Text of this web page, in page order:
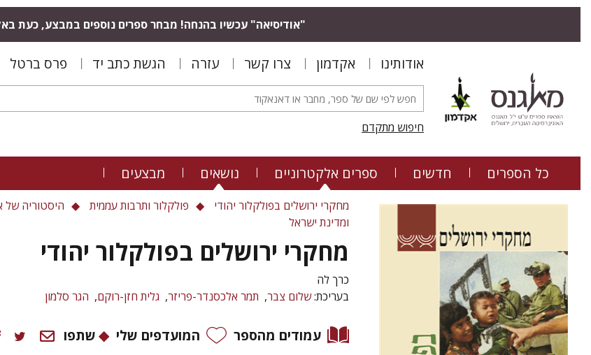
"אודיסיאה" עכשיו בהנחה! מבחר ספרים נוספים במבצע, כעת
אודותינו אקדמון צרו קשר עזרה הגשת כתב יד פרס ברטל
חיפוש מתקדם
כל הספרים חדשים ספרים אלקטרוניים נושאים מבצעים
מחקרי ירושלים בפולקלור יהודי פולקלור ותרבות עממית
היסטוריה של
ומדינת ישראל
מחקרי ירושלים בפולקלור יהודי
כרך לה
בעריכת:שלום צבר תמר אלכסנדר-פריזר גלית חזן-רוקם הגר סלמון
עמודים מהספר המועדפים שלי שתפו